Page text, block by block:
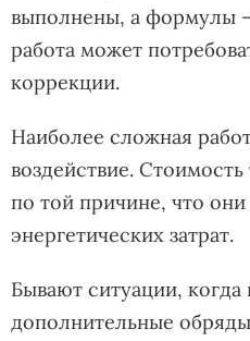
выполнены, а формулы
работа может
коррекции.
Наиболее сложная
воздействие.
по той причине, что
энергетических затрат.
Бывают ситуации,
дополнительные